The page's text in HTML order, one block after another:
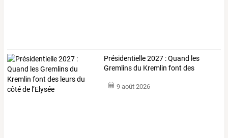
Présidentielle2027 :Quand les
Gremlinsdu Kremlin font des
9 août 2026